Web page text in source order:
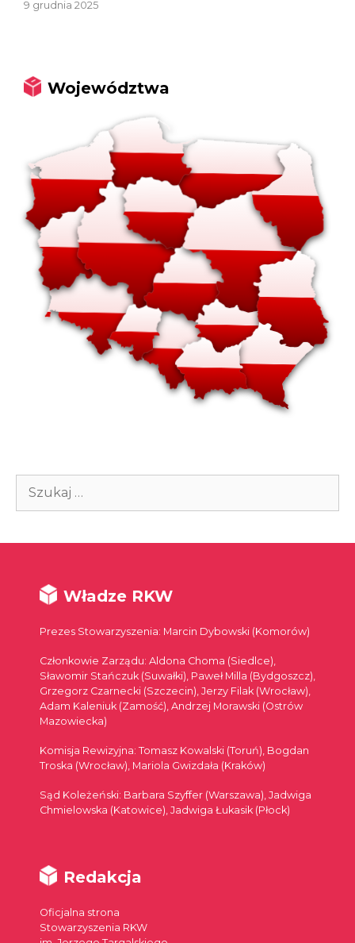
9 grudnia 2025
Województwa
Szukaj:
Władze RKW
Prezes Stowarzyszenia: Marcin Dybowski (Komorów)
Członkowie Zarządu: Aldona Choma (Siedlce),
Sławomir Stańczuk (Suwałki), Paweł Milla (Bydgoszcz),
Grzegorz Czarnecki (Szczecin), Jerzy Filak (Wrocław),
Adam Kaleniuk (Zamość), Andrzej Morawski (Ostrów
Mazowiecka)
Komisja Rewizyjna: Tomasz Kowalski (Toruń), Bogdan
Troska (Wrocław), Mariola Gwizdała (Kraków)
Sąd Koleżeński: Barbara Szyffer (Warszawa), Jadwiga
Chmielowska (Katowice), Jadwiga Łukasik (Płock)
Redakcja
Oficjalna strona
Stowarzyszenia RKW